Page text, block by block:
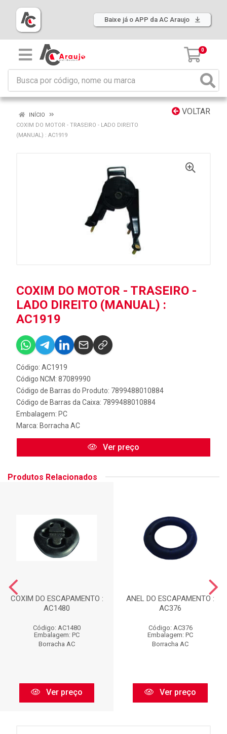
Baixe já o APP da AC Araujo
0
VOLTAR
INÍCIO
COXIM DO MOTOR - TRASEIRO - LADO DIREITO
(MANUAL) : AC1919
COXIM DO MOTOR - TRASEIRO -
LADO DIREITO (MANUAL) :
AC1919
Código: AC1919
Código NCM: 87089990
Código de Barras do Produto: 7899488010884
Código de Barras da Caixa: 7899488010884
Embalagem: PC
Marca: Borracha AC
Ver preço
Produtos Relacionados
COXIM DO ESCAPAMENTO :
AC1480
Código: AC1480
Embalagem: PC
Borracha AC
Ver preço
ANEL DO ESCAPAMENTO :
AC376
Código: AC376
Embalagem: PC
Borracha AC
Ver preço